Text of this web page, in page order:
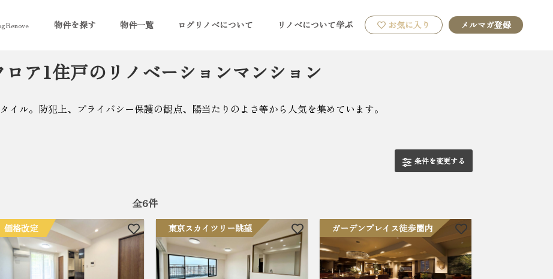
物件を探す 物件一覧 ログリノベについて リノベについて学ぶ お気に入り メルマガ登録
ロア1住戸のリノベーションマンション
イル。防犯上、プライバシー保護の観点、陽当たりのよさ等から人気を集めています。
条件を変更する
全6件
価格改定 東京スカイツリー眺望 ガーデンプレイス徒歩圏内